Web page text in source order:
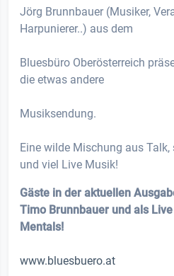
Jörg Brunnbauer (Musiker,
Harpunierer..) aus dem
Bluesbüro Oberösterreich
die etwas andere
Musiksendung.
Eine wilde Mischung aus
und viel Live Musik!
Gäste in der aktuellen
Timo Brunnbauer und als
Mentals!
www.bluesbuero.at